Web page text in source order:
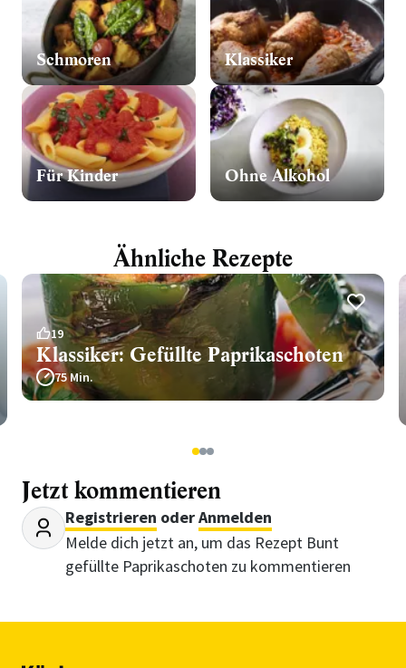
Schmoren
Für Kinder
Klassiker
Ohne Alkohol
Ähnliche Rezepte
19
Klassiker: Gefüllte Paprikaschoten
75 Min.
123
Jetzt kommentieren
Registrieren oderAnmelden
Melde dich jetzt an, um das Rezept Bunt
gefüllte Paprikaschoten zu kommentieren